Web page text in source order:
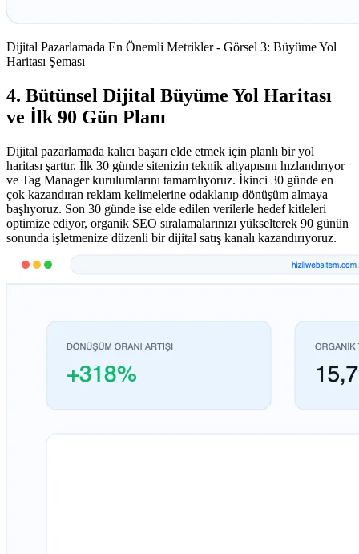
Dijital Pazarlamada En Önemli Metrikler - Görsel 3: Büyüme Yol
Haritası Şeması
4. Bütünsel Dijital Büyüme Yol Haritası
ve İlk 90 Gün Planı
Dijital pazarlamada kalıcı başarı elde etmek için planlı bir yol
haritası şarttır. İlk 30 günde sitenizin teknik altyapısını hızlandırıyor
ve Tag Manager kurulumlarını tamamlıyoruz. İkinci 30 günde en
çok kazandıran reklam kelimelerine odaklanıp dönüşüm almaya
başlıyoruz. Son 30 günde ise elde edilen verilerle hedef kitleleri
optimize ediyor, organik SEO sıralamalarınızı yükselterek 90 günün
sonunda işletmenize düzenli bir dijital satış kanalı kazandırıyoruz.